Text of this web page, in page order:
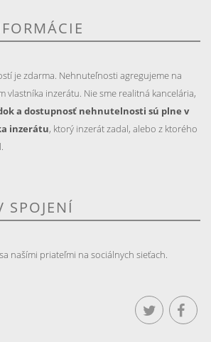
je zdarma. Nehnuteľnosti agregujeme na
vlastníka inzerátu. Nie sme realitná kancelária,
a dostupnosť nehnutelnosti sú plne v
inzerátu, ktorý inzerát zadal, alebo z ktorého
SPOJENÍ
našími priateľmi na sociálnych sieťach.